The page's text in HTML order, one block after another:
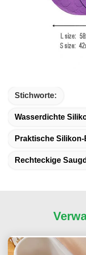
Stichworte:
Wasserdichte
Praktische
Rechteckige